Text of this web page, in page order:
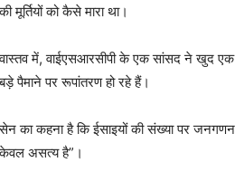
की मूर्तियों को कैसे मारा था।
वास्तव में, वाईएसआरसीपी के एक सांसद ने खुद
बड़े पैमाने पर रूपांतरण हो रहे हैं।
सेन का कहना है कि ईसाइयों की संख्या पर
केवल असत्य है”।